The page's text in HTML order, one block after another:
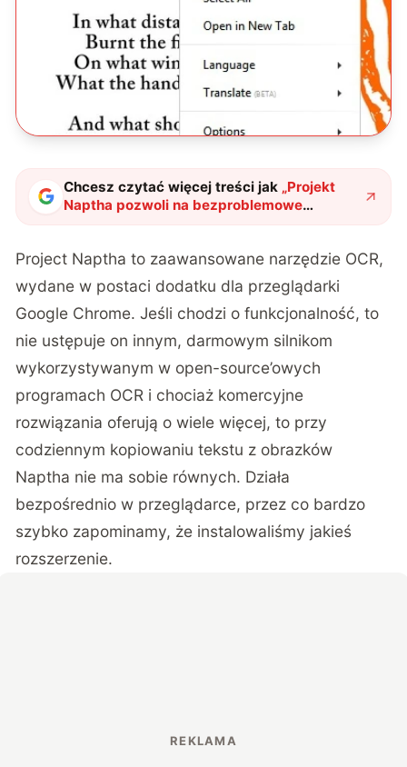
Chcesz czytać więcej treści jak „Projekt
Naptha pozwoli na bezproblemowe
kopiowanie tekstu z… obrazków!"?
Project Naptha to zaawansowane narzędzie OCR,
wydane w postaci dodatku dla przeglądarki
Google Chrome. Jeśli chodzi o funkcjonalność, to
nie ustępuje on innym, darmowym silnikom
wykorzystywanym w open-source’owych
programach OCR i chociaż komercyjne
rozwiązania oferują o wiele więcej, to przy
codziennym kopiowaniu tekstu z obrazków
Naptha nie ma sobie równych. Działa
bezpośrednio w przeglądarce, przez co bardzo
szybko zapominamy, że instalowaliśmy jakieś
rozszerzenie.